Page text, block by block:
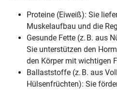
Proteine (Eiweiß): Sie
Muskelaufbau und die
Gesunde Fette (z. B. aus
Sie unterstützen den
den Körper mit wichtigen
Ballaststoffe (z. B. aus
Hülsenfrüchten): Sie